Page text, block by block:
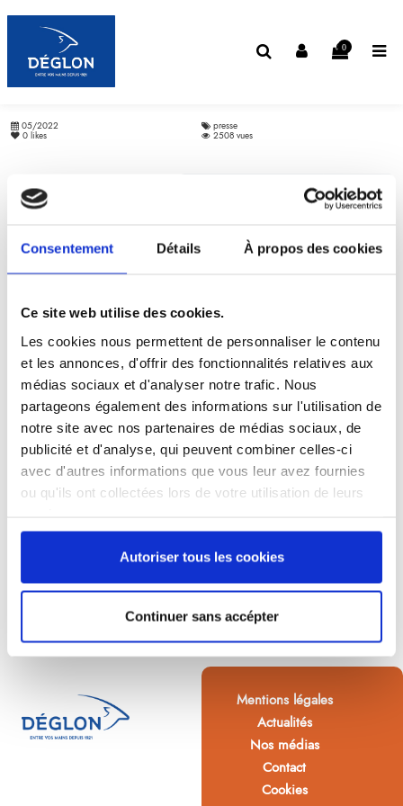
Consentement Détails À propos des cookies
Ce site web utilise des cookies.
Les cookies nous permettent de personnaliser le contenu
et les annonces, d'offrir des fonctionnalités relatives aux
médias sociaux et d'analyser notre trafic. Nous
partageons également des informations sur l'utilisation de
notre site avec nos partenaires de médias sociaux, de
publicité et d'analyse, qui peuvent combiner celles-ci
avec d'autres informations que vous leur avez fournies
ou qu'ils ont collectées lors de votre utilisation de leurs
Autoriser tous les cookies
Continuer sans accépter
0
05/2022 presse
0 likes 2508 vues
Retour Suivant
Mentions légales
Actualités
Nos médias
Contact
Cookies